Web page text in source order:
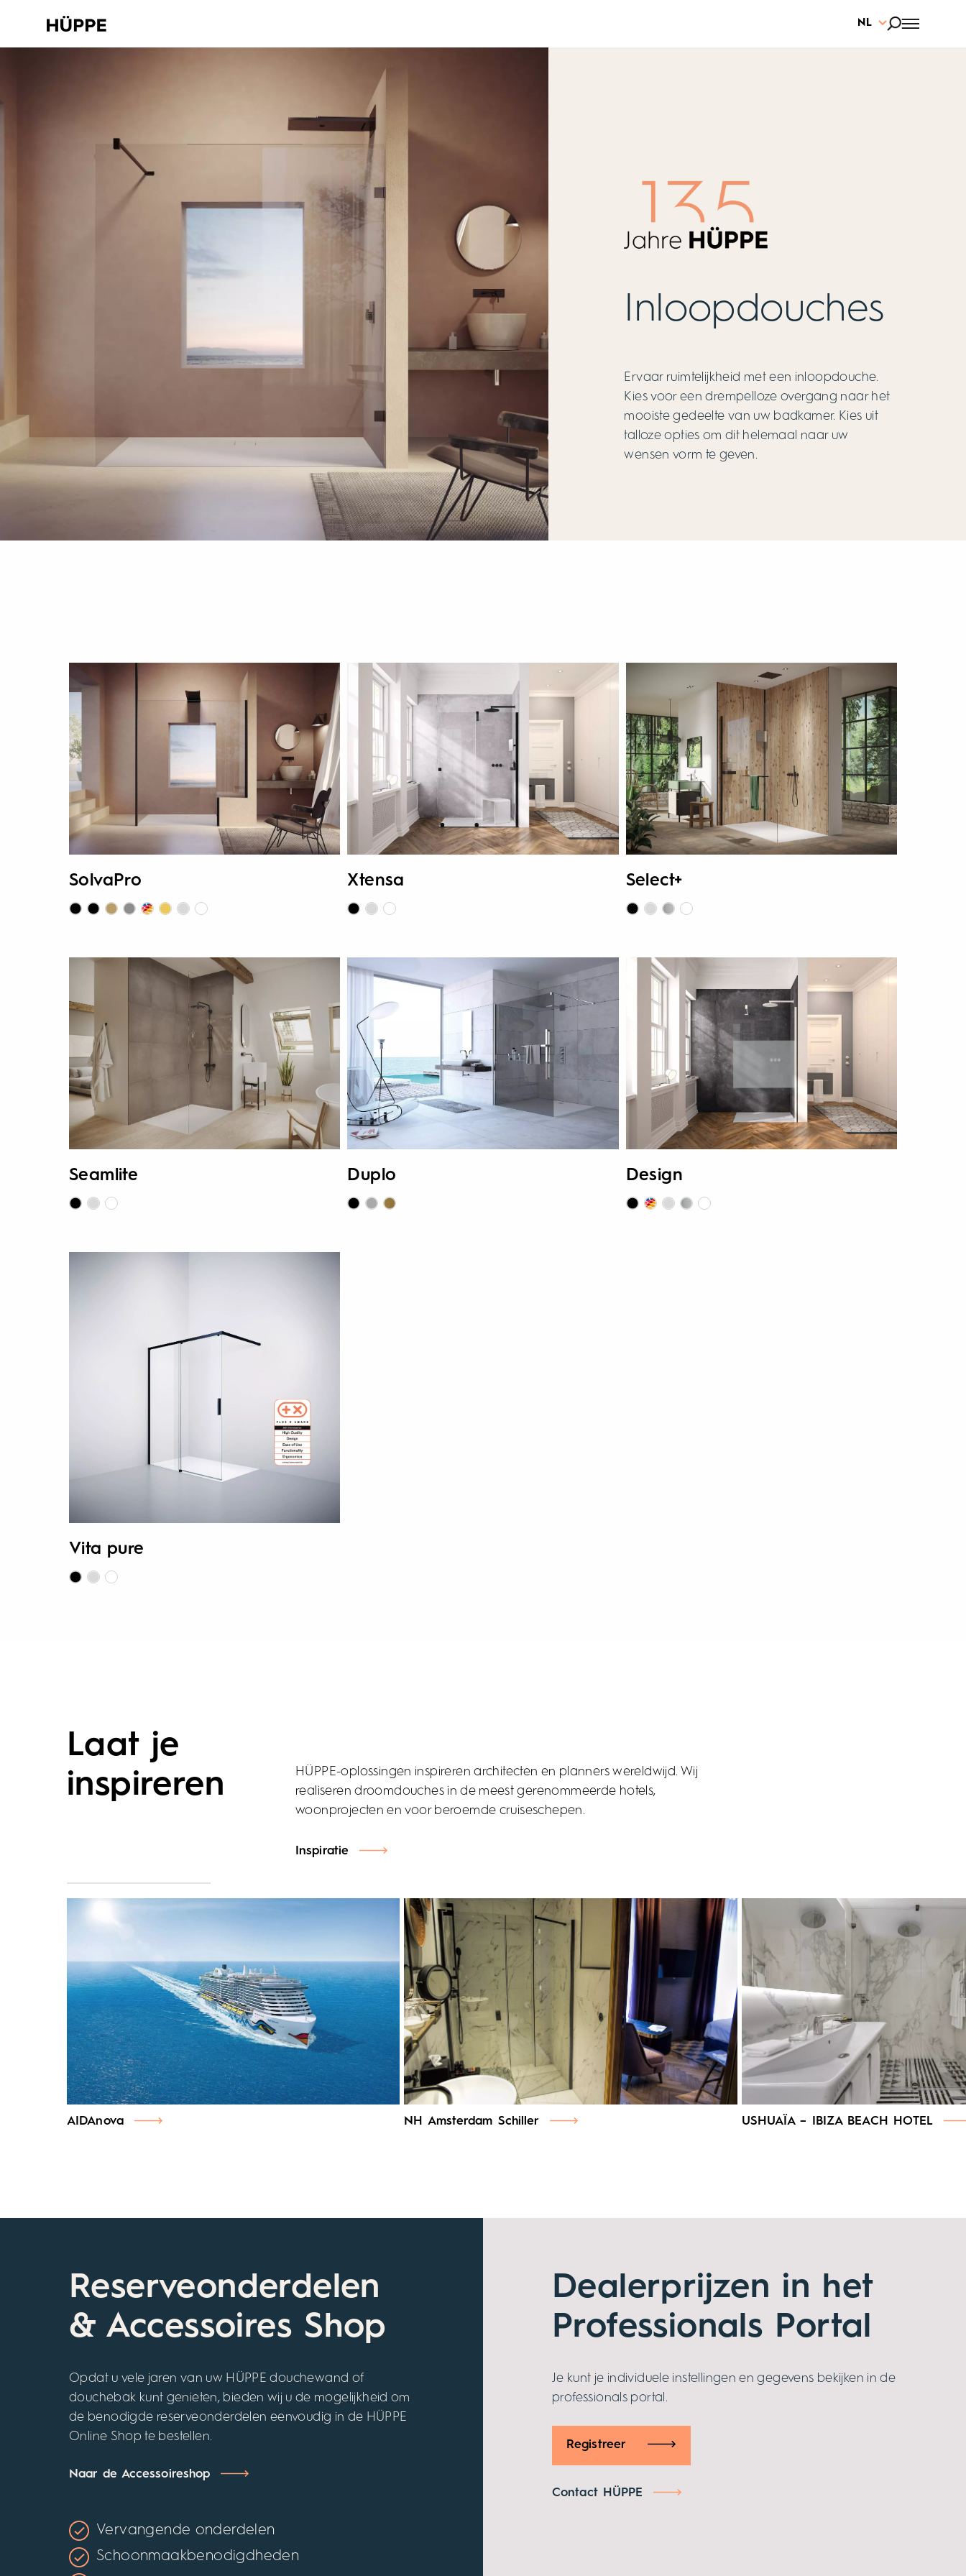
NL
Inloopdouches
Ervaar ruimtelijkheid met een inloopdouche.
Kies voor een drempelloze overgang naar het
mooiste gedeelte van uw badkamer. Kies uit
talloze opties om dit helemaal naar uw
wensen vorm te geven.
SolvaPro Xtensa Select+
Seamlite Duplo Design
Vita pure
Laat je
inspireren
HÜPPE-oplossingen inspireren architecten en planners wereldwijd. Wij
realiseren droomdouches in de meest gerenommeerde hotels,
woonprojecten en voor beroemde cruiseschepen.
Inspiratie
AIDAnova NH Amsterdam Schiller USHUAÏA – IBIZA BEACH HOTEL
Reserveonderdelen
& Accessoires Shop
Opdat u vele jaren van uw HÜPPE douchewand of
douchebak kunt genieten, bieden wij u de mogelijkheid om
de benodigde reserveonderdelen eenvoudig in de HÜPPE
Online Shop te bestellen.
Naar de Accessoireshop
Vervangende onderdelen
Schoonmaakbenodigdheden
Dealerprijzen in het
Professionals Portal
Je kunt je individuele instellingen en gegevens bekijken in de
professionals portal.
Registreer
Contact HÜPPE